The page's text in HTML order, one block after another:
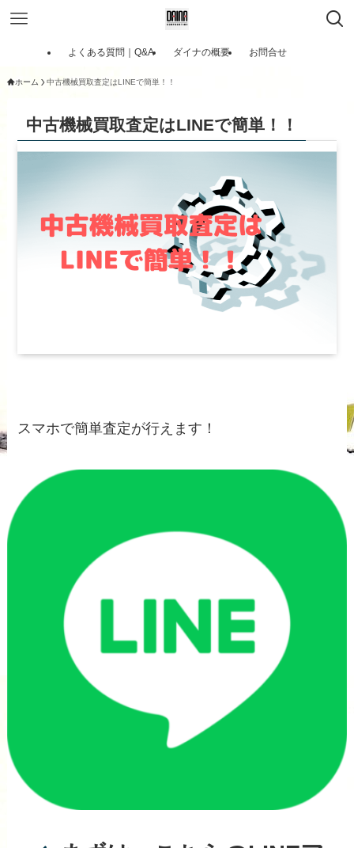
よくある質問｜Q&A ダイナの概要 お問合せ
ホーム 中古機械買取査定はLINEで簡単！！
中古機械買取査定はLINEで簡単！！
スマホで簡単査定が行えます！